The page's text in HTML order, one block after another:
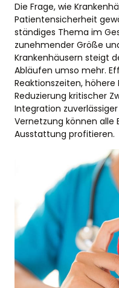
Die Frage, wie
Patientensicherheit
ständiges Thema im
zunehmender Größe
Krankenhäusern steigt
Abläufen umso mehr.
Reaktionszeiten,
Reduzierung kritischer
Integration
Vernetzung können alle
Ausstattung profitieren.